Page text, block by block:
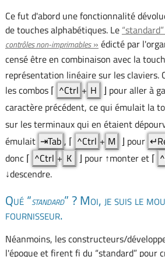
Ce fut d'abord une fonctionnalité
de touches alphabétiques. Le
contrôles non-imprimables» édicté par
censé être en combinaison avec la
représentation linéaire sur les claviers.
les combos ⌈ ^Ctrl + H
⌋ pour aller à
caractère précédent, ce qui émulait la
sur les terminaux qui en étaient
émulait ⇥Tab , ⌈ ^Ctrl + M ⌋ pour
donc ⌈ ^Ctrl + K ⌋ pour ↑monter et ⌈
↓descendre.
Qué “standard” ? Moi, je suis le
fournisseur.
Néanmoins, les constructeurs/
l'époque et firent fi du “standard” pour